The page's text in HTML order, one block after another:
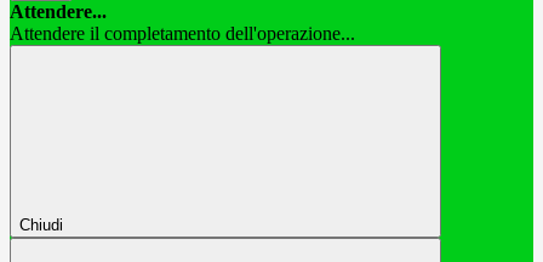
Attendere...
Attendere il completamento dell'operazione...
Chiudi